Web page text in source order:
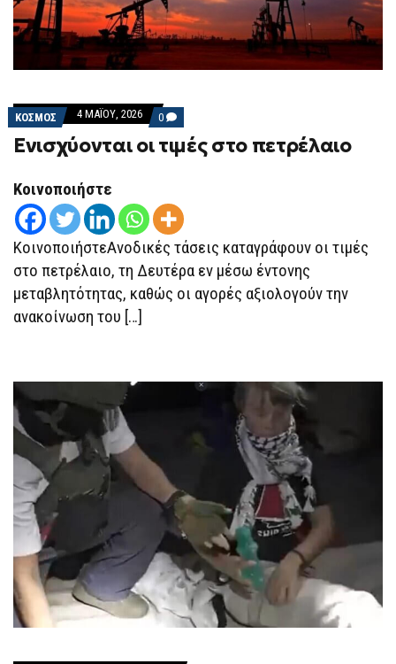
ΚΟΣΜΟΣ 4 ΜΑΪ́ΟΥ, 2026 0 COMMENTS
ON
ΕΝΙΣΧΎΟΝΤΑΙ
ΟΙ
Ενισχύονται οι τιμές στο πετρέλαιο
Κοινοποιήστε
ΚοινοποιήστεΑνοδικές τάσεις καταγράφουν οι τιμές
στο πετρέλαιο, τη Δευτέρα εν μέσω έντονης
μεταβλητότητας, καθώς οι αγορές αξιολογούν την
ανακοίνωση του […]